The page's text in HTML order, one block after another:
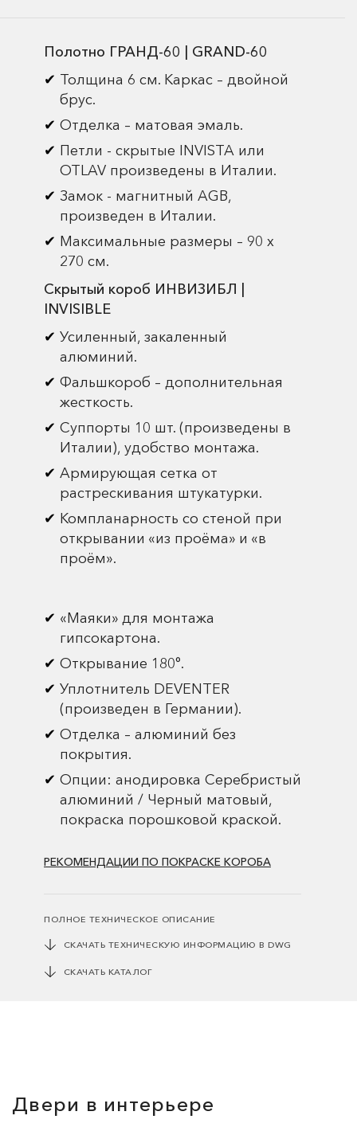
Полотно ГРАНД-60 | GRAND-60
Толщина 6 см. Каркас – двойной
брус.
Отделка – матовая эмаль.
Петли - скрытые INVISTA или
OTLAV произведены в Италии.
Замок - магнитный AGB,
произведен в Италии.
Максимальные размеры – 90 х
270 см.
Скрытый короб ИНВИЗИБЛ |
INVISIBLE
Усиленный, закаленный
алюминий.
Фальшкороб – дополнительная
жесткость.
Суппорты 10 шт. (произведены в
Италии), удобство монтажа.
Армирующая сетка от
растрескивания штукатурки.
Компланарность со стеной при
открывании «из проёма» и «в
проём».
«Маяки» для монтажа
гипсокартона.
Открывание 180°.
Уплотнитель DEVENTER
(произведен в Германии).
Отделка – алюминий без
покрытия.
Опции: анодировка Серебристый
алюминий / Черный матовый,
покраска порошковой краской.
РЕКОМЕНДАЦИИ ПО ПОКРАСКЕ КОРОБА
ПОЛНОЕ ТЕХНИЧЕСКОЕ ОПИСАНИЕ
СКАЧАТЬ ТЕХНИЧЕСКУЮ ИНФОРМАЦИЮ В DWG
СКАЧАТЬ КАТАЛОГ
Двери в интерьере